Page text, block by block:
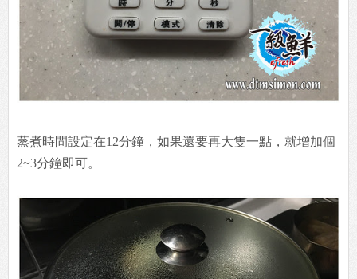
蒸煮時間設定在12分鐘，如果還要再大隻一點，就增加個
2~3分鐘即可。